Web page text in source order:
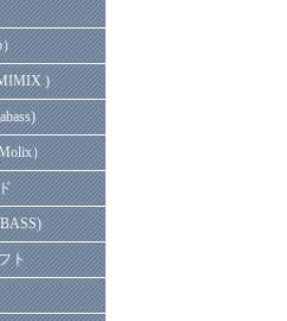
)
）
ト